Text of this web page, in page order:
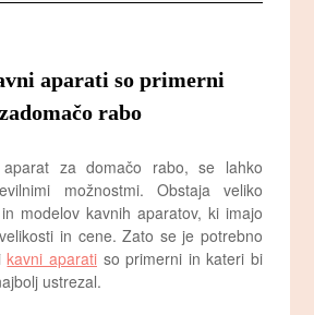
aparati so primerni
zadomačo rabo
za domačo rabo, se lahko
možnostmi. Obstaja veliko
modelov kavnih aparatov, ki imajo
in cene. Zato se je potrebno
kavni aparatiso primerni in kateri bi
ustrezal.